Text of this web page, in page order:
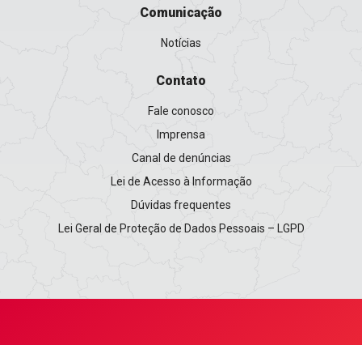
Comunicação
Notícias
Contato
Fale conosco
Imprensa
Canal de denúncias
Lei de Acesso à Informação
Dúvidas frequentes
Lei Geral de Proteção de Dados Pessoais – LGPD